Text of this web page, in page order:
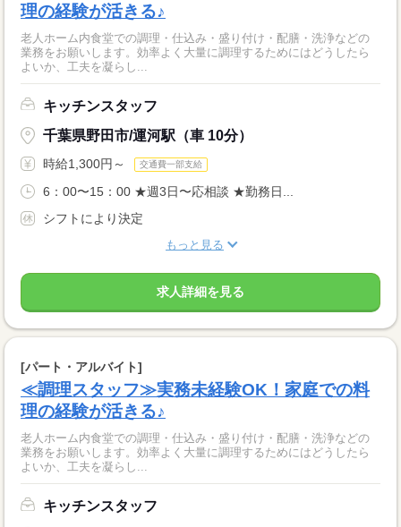
理の経験が活きる♪
老人ホーム内食堂での調理・仕込み・盛り付け・配膳・洗浄などの
業務をお願いします。効率よく大量に調理するためにはどうしたら
よいか、工夫を凝らし...
キッチンスタッフ
千葉県野田市/運河駅（車 10分）
時給1,300円～ 交通費一部支給
6：00〜15：00 ★週3日〜応相談 ★勤務日...
シフトにより決定
もっと見る
求人詳細を見る
[パート・アルバイト]
≪調理スタッフ≫実務未経験OK！家庭での料
理の経験が活きる♪
老人ホーム内食堂での調理・仕込み・盛り付け・配膳・洗浄などの
業務をお願いします。効率よく大量に調理するためにはどうしたら
よいか、工夫を凝らし...
キッチンスタッフ